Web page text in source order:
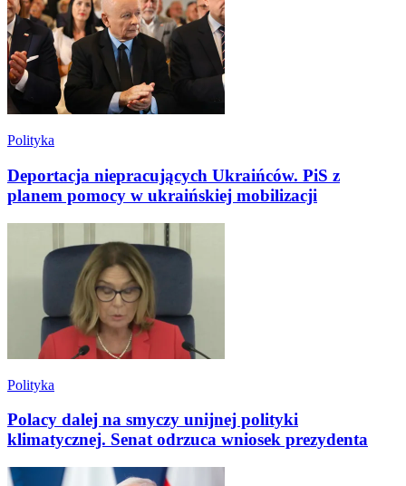
Polityka
Deportacja niepracujących Ukraińców. PiS z
planem pomocy w ukraińskiej mobilizacji
Polityka
Polacy dalej na smyczy unijnej polityki
klimatycznej. Senat odrzuca wniosek prezydenta